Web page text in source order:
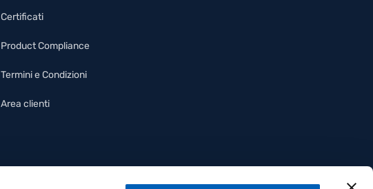
Certificati
Product Compliance
Termini e Condizioni
Area clienti